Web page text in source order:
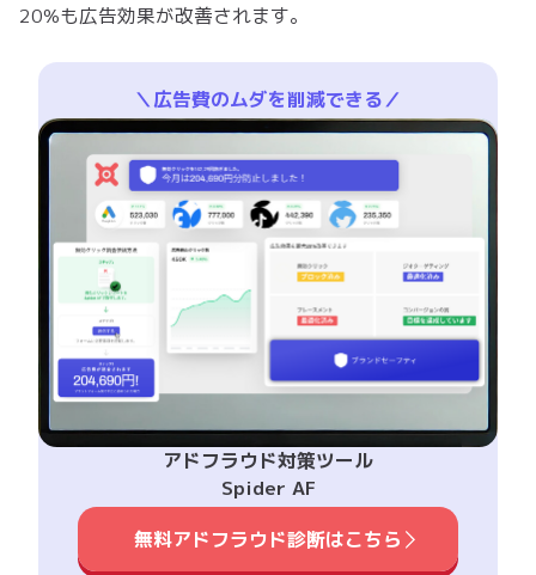
20%も広告効果が改善されます。
＼広告費のムダを削減できる／
アドフラウド対策ツール
Spider AF
無料アドフラウド診断はこちら